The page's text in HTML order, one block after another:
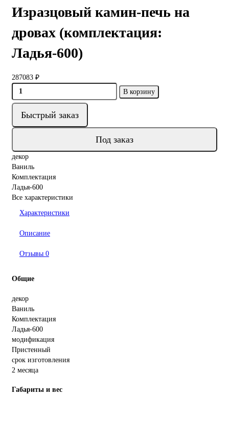
Изразцовый камин-печь на
дровах (комплектация:
Ладья-600)
287083 ₽
В корзину
Быстрый заказ
Под заказ
декор
Ваниль
Комплектация
Ладья-600
Все характеристики
Характеристики
Описание
Отзывы 0
Общие
декор
Ваниль
Комплектация
Ладья-600
модификация
Пристенный
срок изготовления
2 месяца
Габариты и вес